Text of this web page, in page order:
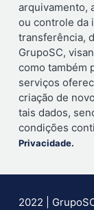
arquivamento,
ou controle da
transferência,
GrupoSC,
como também
serviços
criação de
tais dados,
condições
Privacidade.
2022 |